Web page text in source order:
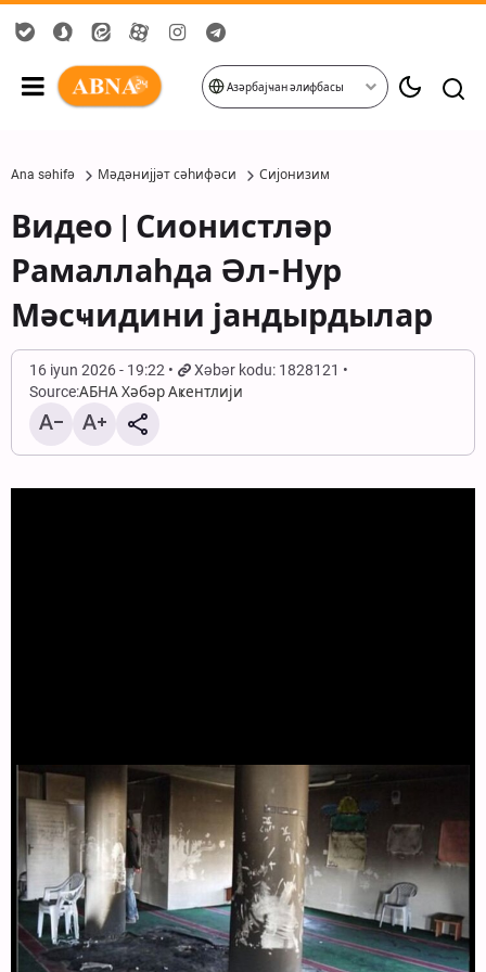
Азәрбајҹан әлифбасы
Ana səhifə Мәдәнијјәт сәһифәси Сијонизим
Видео | Сионистләр
Рамаллаһда Әл-Нур
Мәсҹидини јандырдылар
16 iyun 2026 - 19:22
Xəbər kodu: 1828121
Source:АБНА Хәбәр Аҝентлији